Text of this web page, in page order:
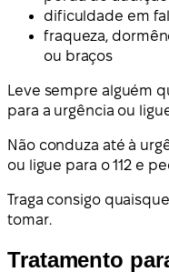
dificuldade em
fraqueza,
ou braços
Leve sempre alguém
para a urgência ou
Não conduza até à
ou ligue para o 112 e
Traga consigo
tomar.
Tratamento